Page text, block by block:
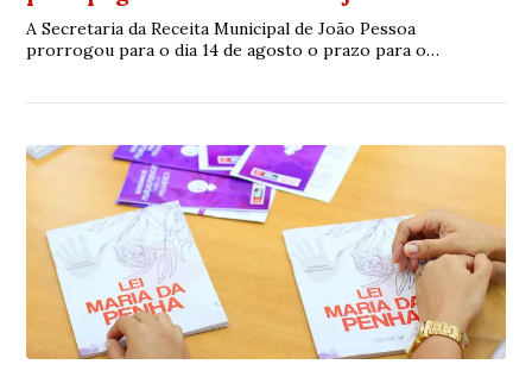
A Secretaria da Receita Municipal de João Pessoa
prorrogou para o dia 14 de agosto o prazo para o